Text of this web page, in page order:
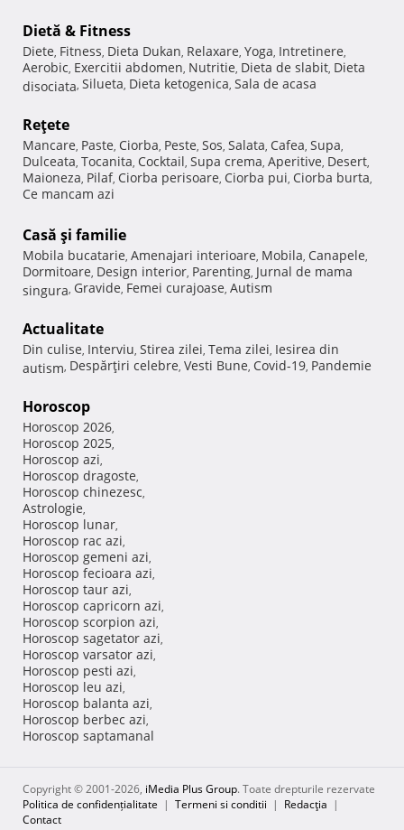
Dietă & Fitness
Diete, Fitness, Dieta Dukan, Relaxare, Yoga, Intretinere,
Aerobic, Exercitii abdomen, Nutritie, Dieta de slabit, Dieta
disociata, Silueta, Dieta ketogenica, Sala de acasa
Reţete
Mancare, Paste, Ciorba, Peste, Sos, Salata, Cafea, Supa,
Dulceata, Tocanita, Cocktail, Supa crema, Aperitive, Desert,
Maioneza, Pilaf, Ciorba perisoare, Ciorba pui, Ciorba burta,
Ce mancam azi
Casă şi familie
Mobila bucatarie, Amenajari interioare, Mobila, Canapele,
Dormitoare, Design interior, Parenting, Jurnal de mama
singura, Gravide, Femei curajoase, Autism
Actualitate
Din culise, Interviu, Stirea zilei, Tema zilei, Iesirea din
autism, Despărţiri celebre, Vesti Bune, Covid-19, Pandemie
Horoscop
Horoscop 2026,
Horoscop 2025,
Horoscop azi,
Horoscop dragoste,
Horoscop chinezesc,
Astrologie,
Horoscop lunar,
Horoscop rac azi,
Horoscop gemeni azi,
Horoscop fecioara azi,
Horoscop taur azi,
Horoscop capricorn azi,
Horoscop scorpion azi,
Horoscop sagetator azi,
Horoscop varsator azi,
Horoscop pesti azi,
Horoscop leu azi,
Horoscop balanta azi,
Horoscop berbec azi,
Horoscop saptamanal
Copyright © 2001-2026, iMedia Plus Group. Toate drepturile rezervate
Politica de confidențialitate | Termeni si conditii | Redacţia |
Contact